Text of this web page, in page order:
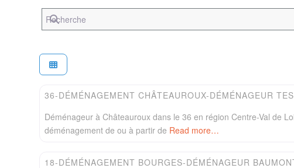
Recherche
Easydem
36-DÉMÉNAGEMENT CHÂTEAUROUX-DÉMÉNAGEUR
Déménageur à Châteauroux dans le 36 en région Centre-Val de
déménagement de ou à partir de Read more…
18-DÉMÉNAGEMENT BOURGES-DÉMÉNAGEUR